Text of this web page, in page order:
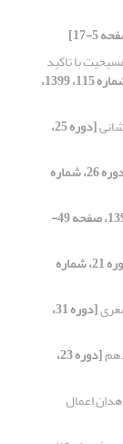
با تاکید
[دوره 29، شماره 115، 1399،
[دوره 25،
[دوره 26، شماره
[دوره 23، شماره 92، 1393، صفحه 49-
[دوره 21، شماره
[دوره 31،
[دوره 23،
اعمال